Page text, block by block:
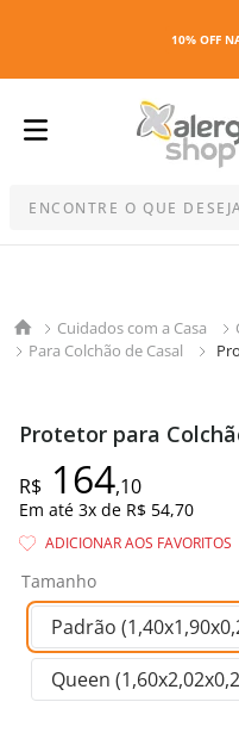
10% OFF
Cuidados com a Casa
Para Colchão de Casal
Protetor para
R$ 164,10
Em até 3x de R$ 54,70
Tamanho
Padrão
Queen
2º esmalte
5º capa colchão
6º
capa travesseiro
7º travesseiro
8º shampoo
9º desodorante
10º noir